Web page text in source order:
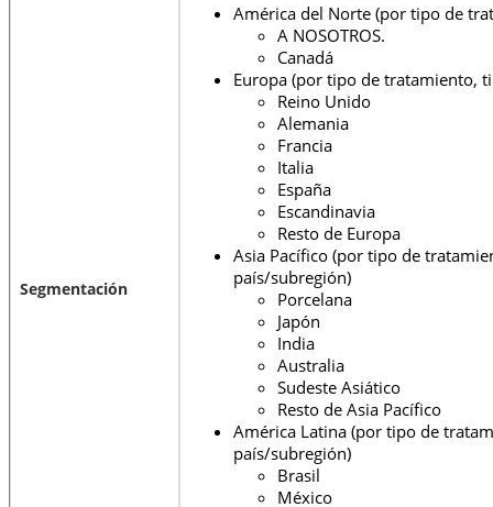
Segmentación
América del Norte (por tipo de
A NOSOTROS.
Canadá
Europa (por tipo de tratamiento,
Reino Unido
Alemania
Francia
Italia
España
Escandinavia
Resto de Europa
Asia Pacífico (por tipo de
país/subregión)
Porcelana
Japón
India
Australia
Sudeste Asiático
Resto de Asia Pacífico
América Latina (por tipo de
país/subregión)
Brasil
México